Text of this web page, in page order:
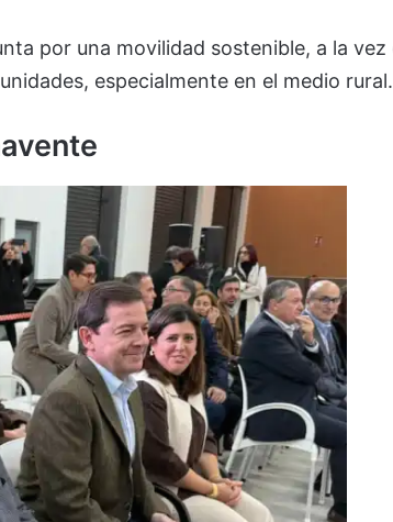
por una movilidad sostenible, a la vez
especialmente en el medio rural.